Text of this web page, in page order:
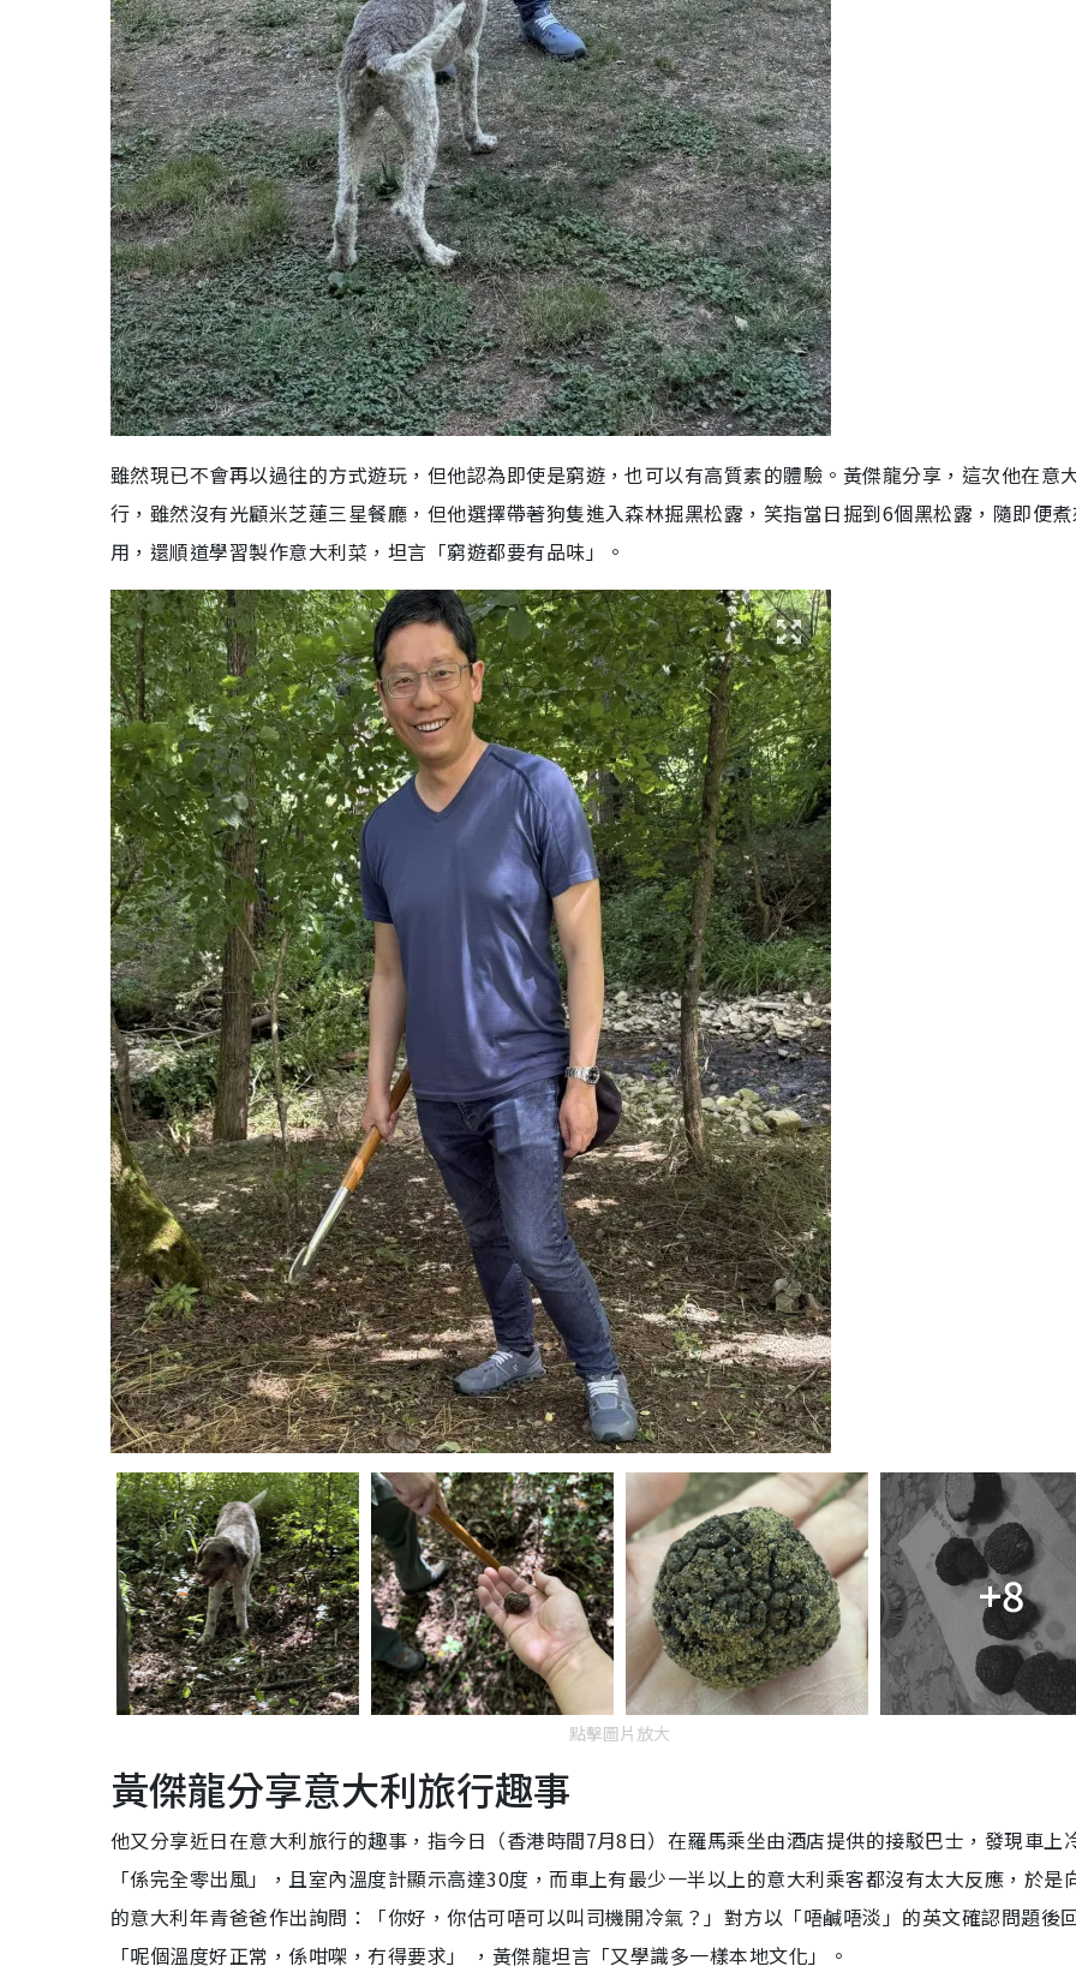
雖然現已不會再以過往的方式遊玩，但他認為即使是窮遊，也可以有高質素的體驗。黃傑龍分享，這次他在意
行，雖然沒有光顧米芝蓮三星餐廳，但他選擇帶著狗隻進入森林掘黑松露，笑指當日掘到6個黑松露，隨即便
用，還順道學習製作意大利菜，坦言「窮遊都要有品味」。
+8
點擊圖片放大
黃傑龍分享意大利旅行趣事
他又分享近日在意大利旅行的趣事，指今日（香港時間7月8日）在羅馬乘坐由酒店提供的接駁巴士，發現車上
「係完全零出風」，且室內溫度計顯示高達30度，而車上有最少一半以上的意大利乘客都沒有太大反應，於是
的意大利年青爸爸作出詢問：「你好，你估可唔可以叫司機開冷氣？」對方以「唔鹹唔淡」的英文確認問題後
「呢個溫度好正常，係咁㗎，冇得要求」 ，黃傑龍坦言「又學識多一樣本地文化」。